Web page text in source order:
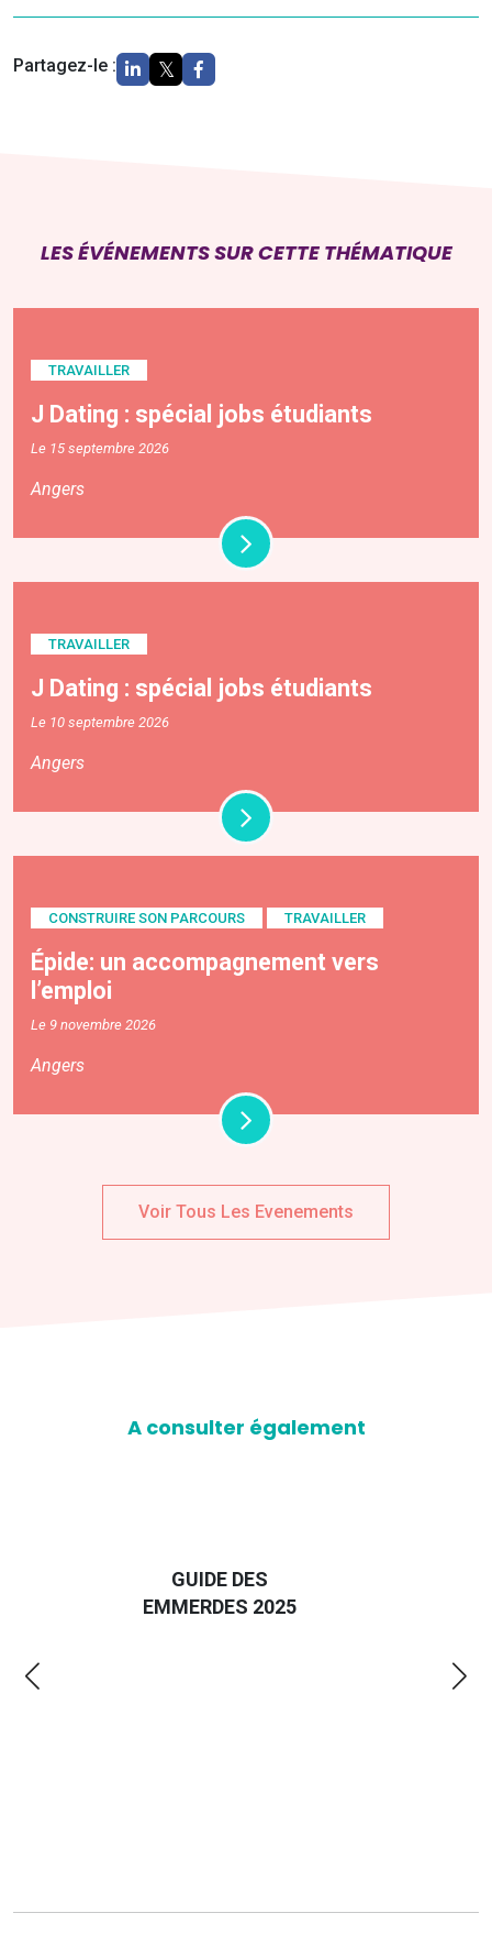
Partagez-le :
LES ÉVÉNEMENTS SUR CETTE THÉMATIQUE
TRAVAILLER
J Dating : spécial jobs étudiants
Le 15 septembre 2026
Angers
TRAVAILLER
J Dating : spécial jobs étudiants
Le 10 septembre 2026
Angers
CONSTRUIRE SON PARCOURS TRAVAILLER
Épide: un accompagnement vers
l’emploi
Le 9 novembre 2026
Angers
Voir Tous Les Evenements
A consulter également
GUIDE DES
EMMERDES 2025